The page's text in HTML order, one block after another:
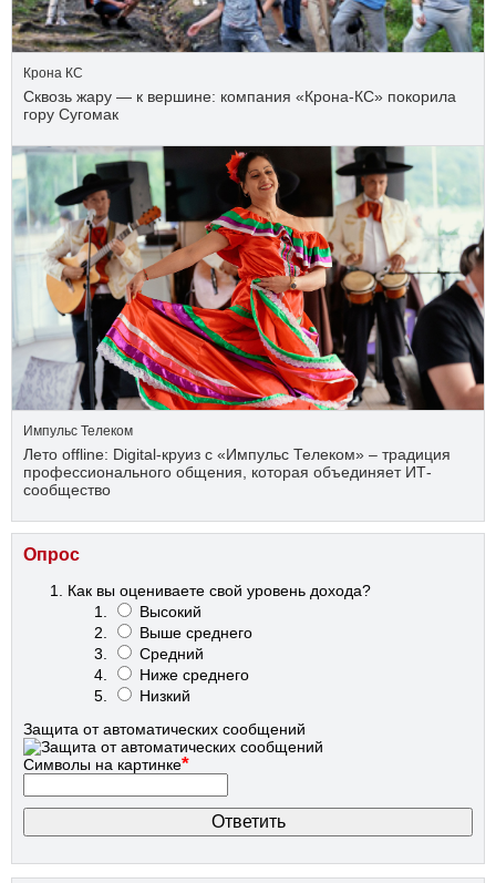
Крона КС
Сквозь жару — к вершине: компания «Крона‑КС» покорила
гору Сугомак
Импульс Телеком
Лето offline: Digital-круиз с «Импульс Телеком» – традиция
профессионального общения, которая объединяет ИТ-
сообщество
Опрос
Как вы оцениваете свой уровень дохода?
Высокий
Выше среднего
Средний
Ниже среднего
Низкий
Защита от автоматических сообщений
Символы на картинке*